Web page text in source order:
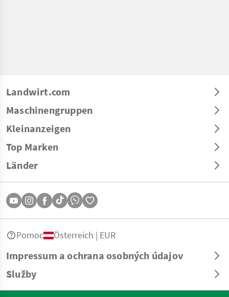
Landwirt.com
Maschinengruppen
Kleinanzeigen
Top Marken
Länder
Impressum a ochrana osobných údajov
Služby
Pomoc Österreich | EUR